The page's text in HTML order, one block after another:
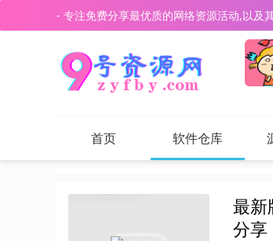
- 专注免费分享最优质的网络资源活动,以及
首页 软件仓库
最新
分享